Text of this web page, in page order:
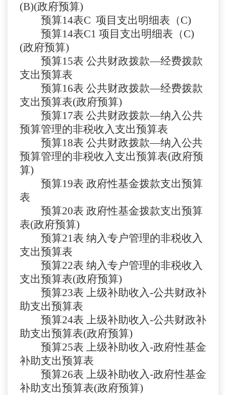
(B)(政府预算)
预算14表C 项目支出明细表（C)
预算14表C1 项目支出明细表（C)
(政府预算)
预算15表 公共财政拨款—经费拨款
支出预算表
预算16表 公共财政拨款—经费拨款
支出预算表(政府预算)
预算17表 公共财政拨款—纳入公共
预算管理的非税收入支出预算表
预算18表 公共财政拨款—纳入公共
预算管理的非税收入支出预算表(政府预
算)
预算19表 政府性基金拨款支出预算
表
预算20表 政府性基金拨款支出预算
表(政府预算)
预算21表 纳入专户管理的非税收入
支出预算表
预算22表 纳入专户管理的非税收入
支出预算表(政府预算)
预算23表 上级补助收入-公共财政补
助支出预算表
预算24表 上级补助收入-公共财政补
助支出预算表(政府预算)
预算25表 上级补助收入-政府性基金
补助支出预算表
预算26表 上级补助收入-政府性基金
补助支出预算表(政府预算)